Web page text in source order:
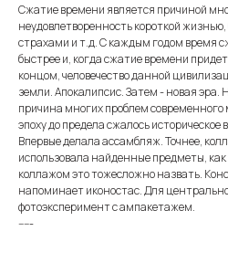
Сжатие времени является причиной
неудовлетворенность короткой
страхами и т.д. С каждым годом время
быстрее и, когда сжатие времени
концом, человечество данной
земли. Апокалипсис. Затем - новая
причина многих проблем
эпоху до предела сжалось историческое
Впервые делала ассамбляж. Точнее,
использовала найденные предметы,
коллажом это тожесложно назвать.
напоминает иконостас. Для
фотоэксперимент с ампакетажем.
-----